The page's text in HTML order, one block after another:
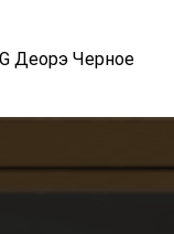
Деорэ Черное